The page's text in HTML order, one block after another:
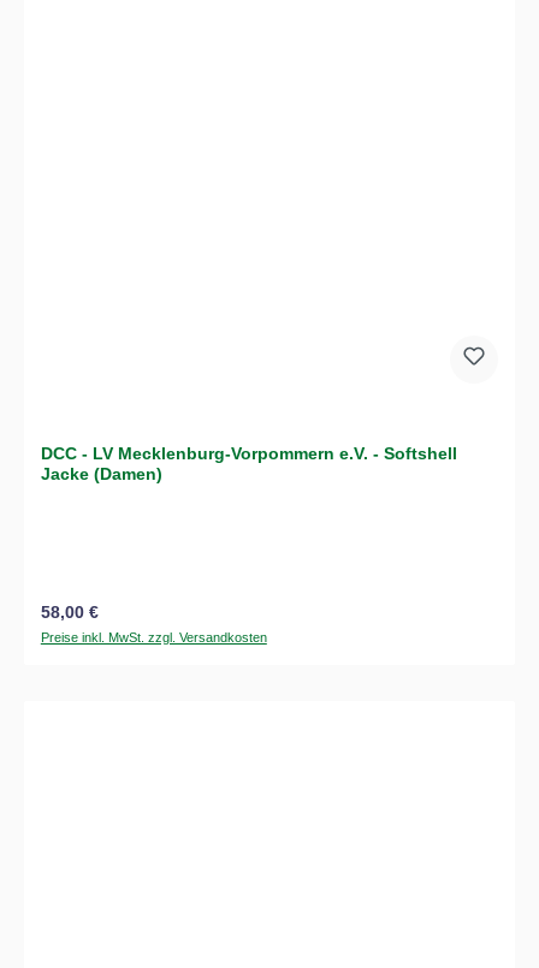
DCC - LV Mecklenburg-Vorpommern e.V. - Softshell
Jacke (Damen)
Regulärer Preis:
58,00 €
Preise inkl. MwSt. zzgl. Versandkosten